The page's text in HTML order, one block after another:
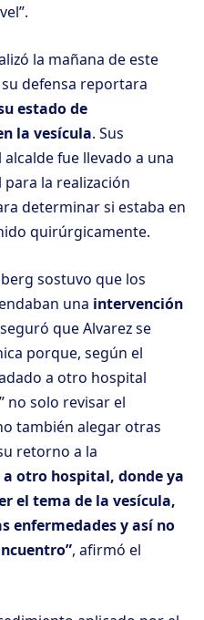
la mañana de este
defensa reportara
estado de
la vesícula. Sus
fue llevado a una
la realización
determinar si estaba en
quirúrgicamente.
sostuvo que los
una intervención
que Alvarez se
porque, según el
a otro hospital
no solo revisar el
también alegar otras
retorno a la
otro hospital, donde ya
el tema de la vesícula,
enfermedades y así no
, afirmó el